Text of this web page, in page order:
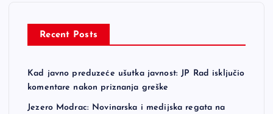
Recent Posts
Kad javno preduzeće ušutka javnost: JP Rad isključio
komentare nakon priznanja greške
Jezero Modrac: Novinarska i medijska regata na